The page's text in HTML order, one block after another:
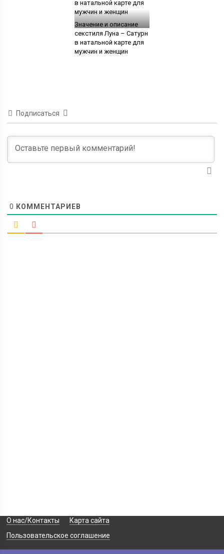
Значение и описание
секстиля Луна – Сатурн
в натальной карте для
мужчин и женщин
Подписаться
0 КОММЕНТАРИЕВ
О нас/Контакты
Карта сайта
Пользовательское соглашение